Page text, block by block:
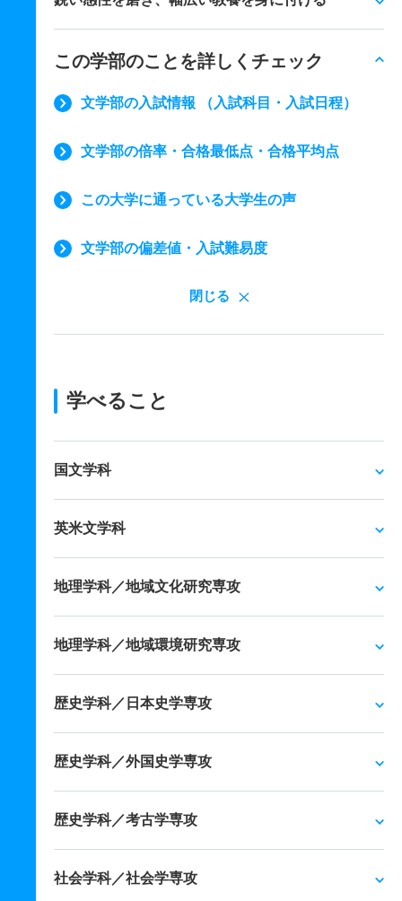
この学部のことを詳しくチェック
文学部の入試情報 （入試科目・入試日程）
文学部の倍率・合格最低点・合格平均点
この大学に通っている大学生の声
文学部の偏差値・入試難易度
閉じる
学べること
国文学科
英米文学科
地理学科／地域文化研究専攻
地理学科／地域環境研究専攻
歴史学科／日本史学専攻
歴史学科／外国史学専攻
歴史学科／考古学専攻
社会学科／社会学専攻